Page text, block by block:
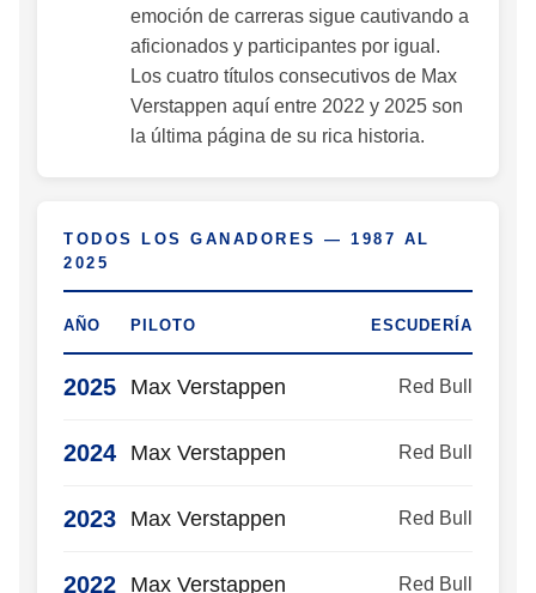
emoción de carreras sigue cautivando a
aficionados y participantes por igual.
Los cuatro títulos consecutivos de Max
Verstappen aquí entre 2022 y 2025 son
la última página de su rica historia.
TODOS LOS GANADORES — 1987 AL
2025
AÑO PILOTO ESCUDERÍA
2025 Max Verstappen Red Bull
2024 Max Verstappen Red Bull
2023 Max Verstappen Red Bull
2022 Max Verstappen Red Bull